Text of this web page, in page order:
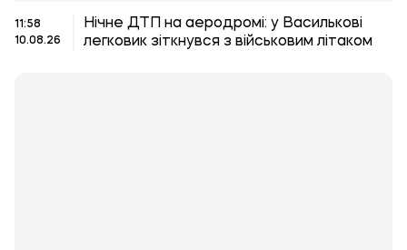
11:58
10.08.26
Нічне ДТП на аеродромі: у Василькові
легковик зіткнувся з військовим літаком